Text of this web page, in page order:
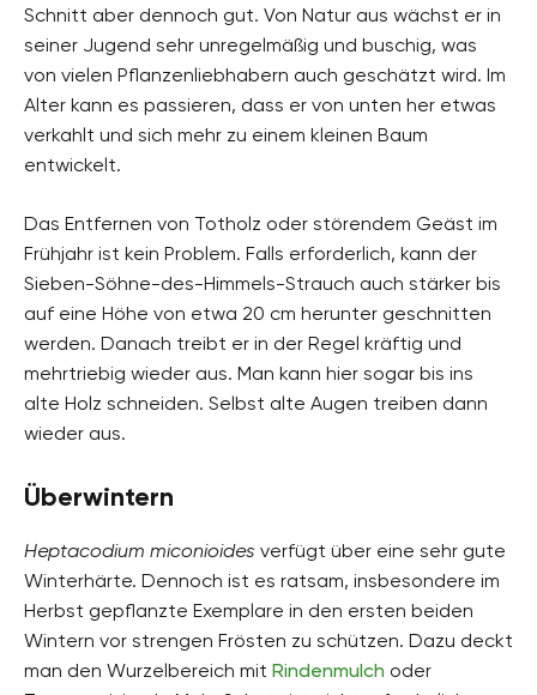
Schnitt aber dennoch gut. Von Natur aus wächst er in
seiner Jugend sehr unregelmäßig und buschig, was
von vielen Pflanzenliebhabern auch geschätzt wird. Im
Alter kann es passieren, dass er von unten her etwas
verkahlt und sich mehr zu einem kleinen Baum
entwickelt.
Das Entfernen von Totholz oder störendem Geäst im
Frühjahr ist kein Problem. Falls erforderlich, kann der
Sieben-Söhne-des-Himmels-Strauch auch stärker bis
auf eine Höhe von etwa 20 cm herunter geschnitten
werden. Danach treibt er in der Regel kräftig und
mehrtriebig wieder aus. Man kann hier sogar bis ins
alte Holz schneiden. Selbst alte Augen treiben dann
wieder aus.
Überwintern
Heptacodium miconioides verfügt über eine sehr gute
Winterhärte. Dennoch ist es ratsam, insbesondere im
Herbst gepflanzte Exemplare in den ersten beiden
Wintern vor strengen Frösten zu schützen. Dazu deckt
man den Wurzelbereich mit Rindenmulch oder